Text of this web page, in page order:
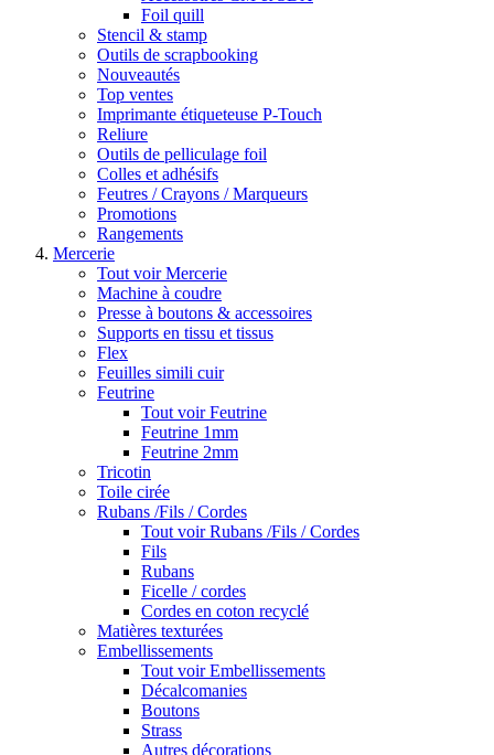
Foil quill
Stencil & stamp
Outils de scrapbooking
Nouveautés
Top ventes
Imprimante étiqueteuse P-Touch
Reliure
Outils de pelliculage foil
Colles et adhésifs
Feutres / Crayons / Marqueurs
Promotions
Rangements
Mercerie
Tout voir Mercerie
Machine à coudre
Presse à boutons & accessoires
Supports en tissu et tissus
Flex
Feuilles simili cuir
Feutrine
Tout voir Feutrine
Feutrine 1mm
Feutrine 2mm
Tricotin
Toile cirée
Rubans /Fils / Cordes
Tout voir Rubans /Fils / Cordes
Fils
Rubans
Ficelle / cordes
Cordes en coton recyclé
Matières texturées
Embellissements
Tout voir Embellissements
Décalcomanies
Boutons
Strass
Autres décorations